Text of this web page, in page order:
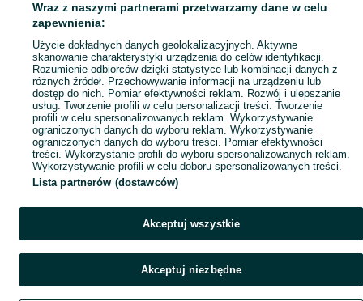
Mapa ministron
Popularne wyszukiwania
Wraz z naszymi partnerami przetwarzamy dane w celu
zapewnienia:
Użycie dokładnych danych geolokalizacyjnych. Aktywne
skanowanie charakterystyki urządzenia do celów identyfikacji.
Rozumienie odbiorców dzięki statystyce lub kombinacji danych z
różnych źródeł. Przechowywanie informacji na urządzeniu lub
dostęp do nich. Pomiar efektywności reklam. Rozwój i ulepszanie
usług. Tworzenie profili w celu personalizacji treści. Tworzenie
profili w celu spersonalizowanych reklam. Wykorzystywanie
ograniczonych danych do wyboru reklam. Wykorzystywanie
ograniczonych danych do wyboru treści. Pomiar efektywności
treści. Wykorzystanie profili do wyboru spersonalizowanych reklam.
Wykorzystywanie profili w celu doboru spersonalizowanych treści.
Lista partnerów (dostawców)
Akceptuj wszystkie
Akceptuj niezbędne